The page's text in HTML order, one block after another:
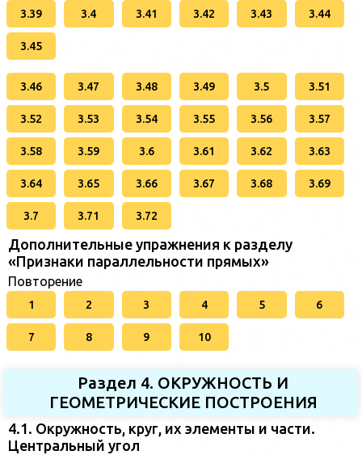
3.39 3.4 3.41 3.42 3.43 3.44
3.45
3.46 3.47 3.48 3.49 3.5 3.51
3.52 3.53 3.54 3.55 3.56 3.57
3.58 3.59 3.6 3.61 3.62 3.63
3.64 3.65 3.66 3.67 3.68 3.69
3.7 3.71 3.72
Дополнительные упражнения к разделу
«Признаки параллельности прямых»
Повторение
1 2 3 4 5 6
7 8 9 10
Раздел 4. ОКРУЖНОСТЬ И
ГЕОМЕТРИЧЕСКИЕ ПОСТРОЕНИЯ
4.1. Окружность, круг, их элементы и части.
Центральный угол